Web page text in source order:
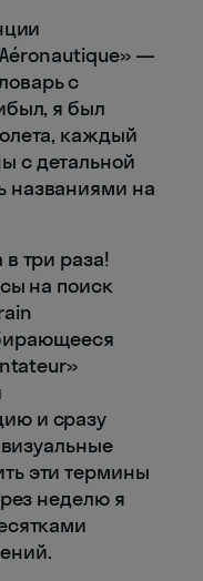
—
с
я был
каждый
с детальной
названиями на
три раза!
на поиск
и сразу
эти термины
неделю я